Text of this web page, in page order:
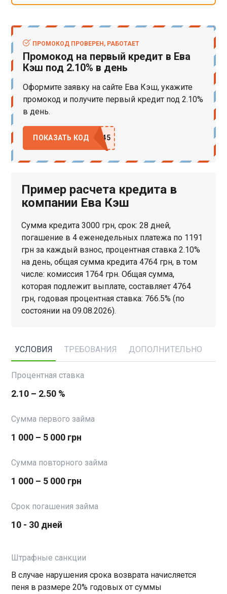
ПРОМОКОД ПРОВЕРЕН, РАБОТАЕТ
Промокод на первый кредит в Ева
Кэш под 2.10% в день
Оформите заявку на сайте Ева Кэш, укажите
промокод и получите первый кредит под 2.10%
в день.
ПОКАЗАТЬ КОД
Пример расчета кредита в
компании Ева Кэш
Сумма кредита 3000 грн, срок: 28 дней,
погашение в 4 еженедельных платежа по 1191
грн за каждый взнос, процентная ставка 2.10%
на день, общая сумма кредита 4764 грн, в том
числе: комиссия 1764 грн. Общая сумма,
которая подлежит выплате, составляет 4764
грн, годовая процентная ставка: 766.5% (по
состоянии на 09.08.2026).
УСЛОВИЯ ТРЕБОВАНИЯ ДОПОЛНИТЕЛЬНО
Процентная ставка
2.10 – 2.50 %
Сумма первого займа
1 000 – 5 000 грн
Сумма повторного займа
1 000 – 5 000 грн
Срок погашения займа
10 - 30 дней
Штрафные санкции
В случае нарушения срока возврата начисляется
пеня в размере 20% годовых от суммы